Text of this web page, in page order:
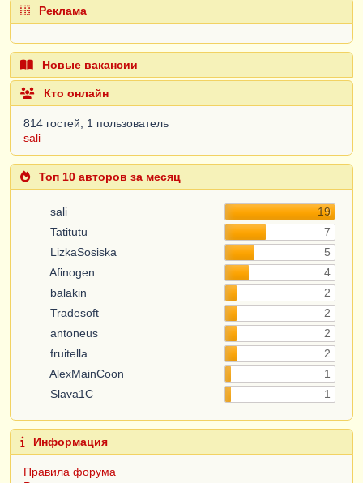
Реклама
Новые вакансии
Кто онлайн
814 гостей, 1 пользователь
sali
Топ 10 авторов за месяц
sali
19
Tatitutu
7
LizkaSosiska
5
Afinogen
4
balakin
2
Tradesoft
2
antoneus
2
fruitella
2
AlexMainCoon
1
Slava1C
1
Информация
Правила форума